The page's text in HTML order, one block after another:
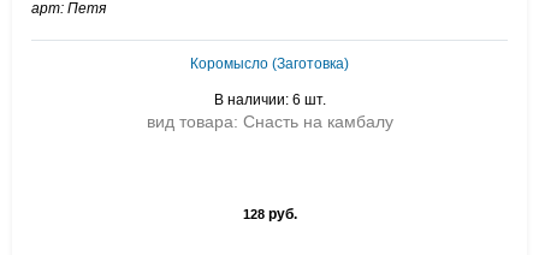
арт: Петя
Коромысло (Заготовка)
В наличии: 6 шт.
вид товара: Снасть на камбалу
128руб.